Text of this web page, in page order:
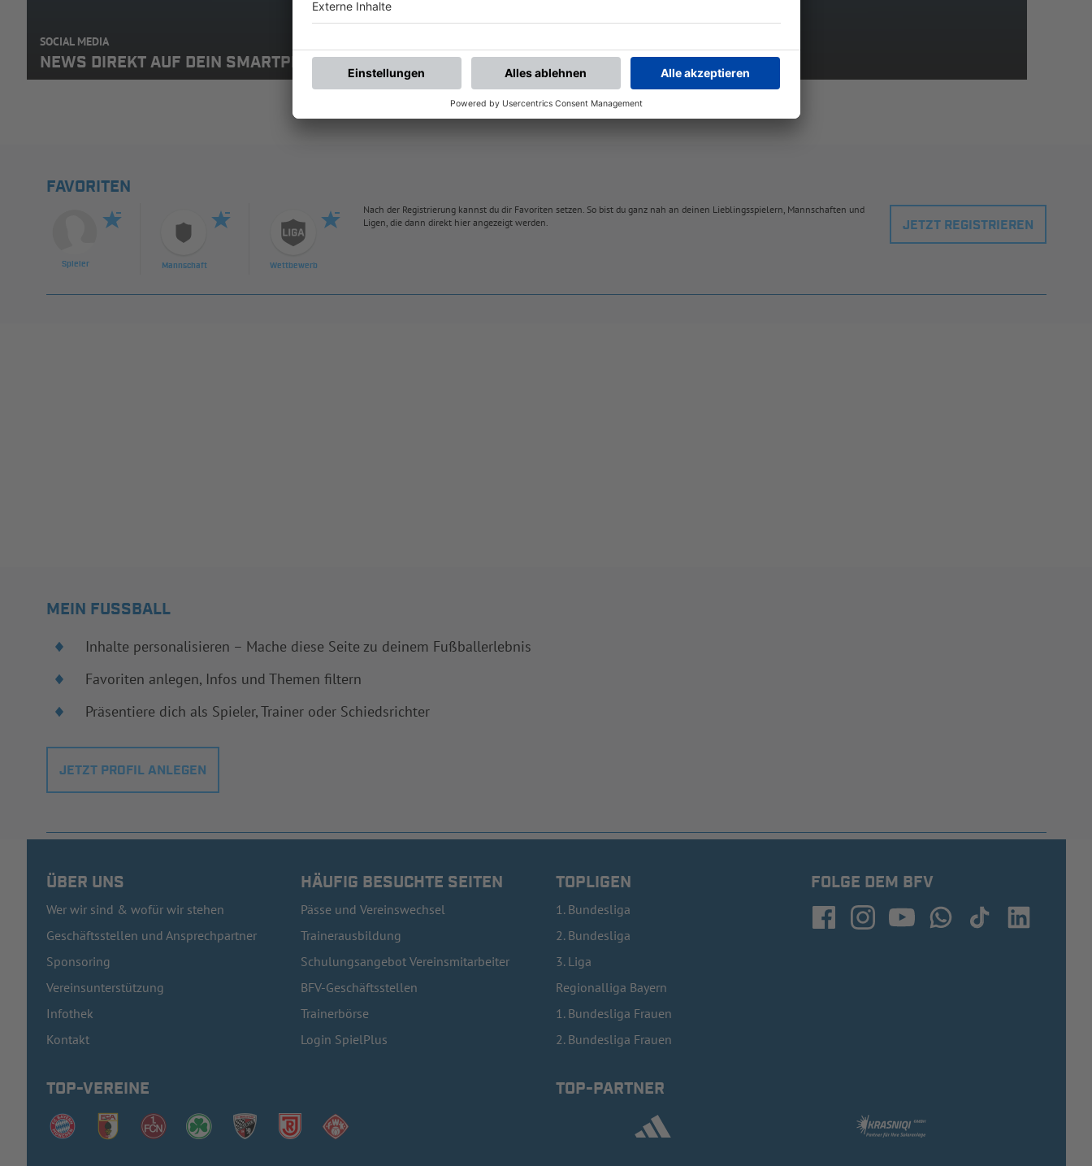
SOCIAL MEDIA
NEWS DIREKT AUF DEIN SMARTPHONE: ABONNIERE DEN BFV-WHATSAPP-KANAL!
FAVORITEN
Spieler Mannschaft Wettbewerb
Nach der Registrierung kannst du dir Favoriten setzen. So bist du ganz nah an deinen Lieblingsspielern, Mannschaften und
Ligen, die dann direkt hier angezeigt werden.
JETZT REGISTRIEREN
MEIN FUSSBALL
Inhalte personalisieren – Mache diese Seite zu deinem Fußballerlebnis
Favoriten anlegen, Infos und Themen filtern
Präsentiere dich als Spieler, Trainer oder Schiedsrichter
JETZT PROFIL ANLEGEN
ÜBER UNS
Wer wir sind & wofür wir stehen
Geschäftsstellen und Ansprechpartner
Sponsoring
Vereinsunterstützung
Infothek
Kontakt
HÄUFIG BESUCHTE SEITEN
Pässe und Vereinswechsel
Trainerausbildung
Schulungsangebot Vereinsmitarbeiter
BFV-Geschäftsstellen
Trainerbörse
Login SpielPlus
TOPLIGEN
1. Bundesliga
2. Bundesliga
3. Liga
Regionalliga Bayern
1. Bundesliga Frauen
2. Bundesliga Frauen
FOLGE DEM BFV
TOP-VEREINE TOP-PARTNER